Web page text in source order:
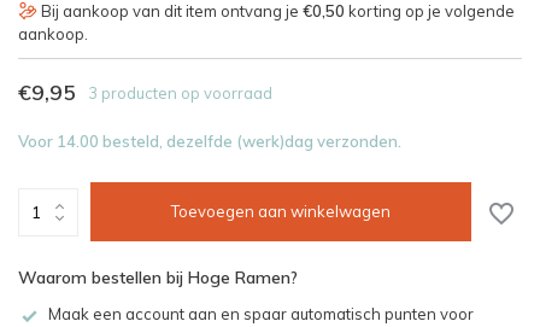
Bij aankoop van dit item ontvang je €0,50 korting op je volgende
aankoop.
€9,95 3 producten op voorraad
Voor 14.00 besteld, dezelfde (werk)dag verzonden.
Toevoegen aan winkelwagen
Waarom bestellen bij Hoge Ramen?
Maak een account aan en spaar automatisch punten voor